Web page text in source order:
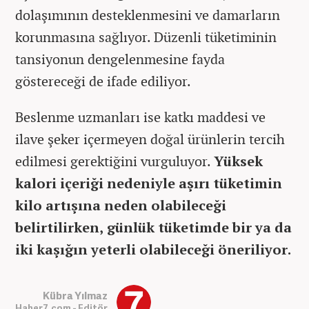
dolaşımının desteklenmesini ve damarların
korunmasına sağlıyor. Düzenli tüketiminin
tansiyonun dengelenmesine fayda
göstereceği de ifade ediliyor.
Beslenme uzmanları ise katkı maddesi ve
ilave şeker içermeyen doğal ürünlerin tercih
edilmesi gerektiğini vurguluyor.Yüksek
kalori içeriği nedeniyle aşırı tüketimin
kilo artışına neden olabileceği
belirtilirken, günlük tüketimde bir ya da
iki kaşığın yeterli olabileceği öneriliyor.
Kübra Yılmaz